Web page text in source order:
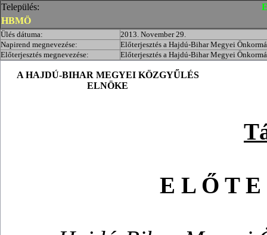
Település:
HBMÖ
Ülés dátuma:
2013. November 29.
Napirend megnevezése:
Előterjesztés a Hajdú-Bihar Megyei
Előterjesztés megnevezése:
Előterjesztés a Hajdú-Bihar Megyei